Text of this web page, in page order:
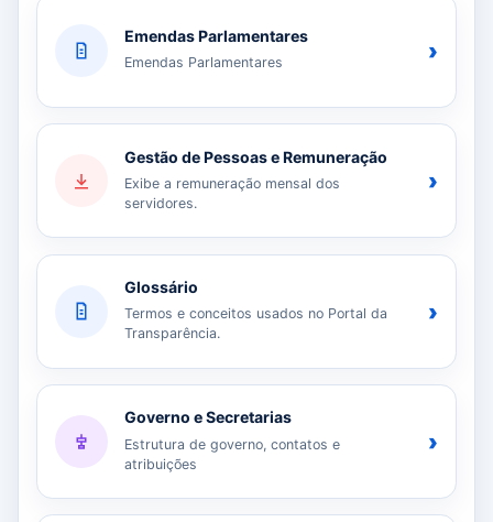
Emendas Parlamentares
Emendas Parlamentares ›
Gestão de Pessoas e Remuneração
Exibe a remuneração mensal dos
servidores.
›
Glossário
Termos e conceitos usados no Portal da
Transparência.
›
Governo e Secretarias
Estrutura de governo, contatos e
atribuições
›